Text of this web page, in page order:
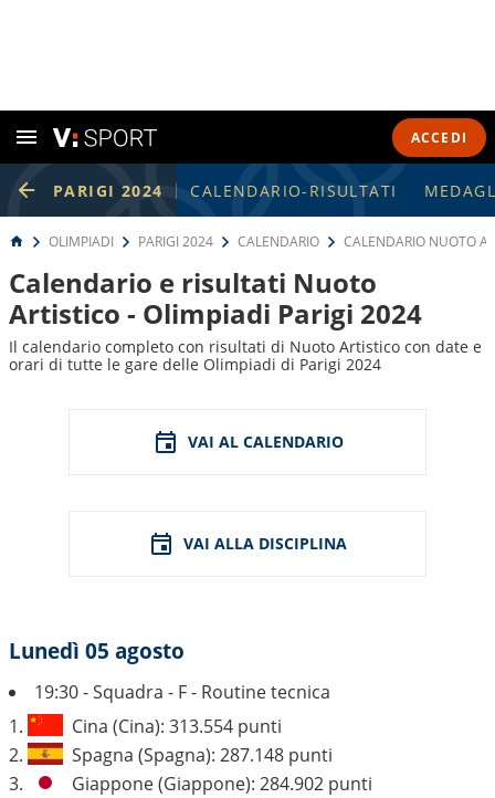
ACCEDI
PARIGI 2024 CALENDARIO-RISULTATI
OLIMPIADI PARIGI 2024 CALENDARIO CALENDARIO NUOTO
Calendario e risultati Nuoto
Artistico - Olimpiadi Parigi 2024
Il calendario completo con risultati di Nuoto Artistico con date e
orari di tutte le gare delle Olimpiadi di Parigi 2024
VAI AL CALENDARIO
VAI ALLA DISCIPLINA
Lunedì 05 agosto
19:30 - Squadra - F - Routine tecnica
1.
Cina (Cina): 313.554 punti
2.
Spagna (Spagna): 287.148 punti
3.
Giappone (Giappone): 284.902 punti